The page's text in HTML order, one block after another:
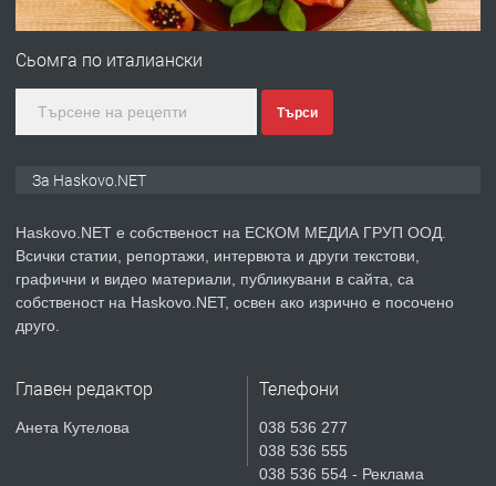
ПРЕДЛАГА Под НАЕМ двустаен Орфей
преди 3 дни
ПРЕДЛАГА
🔑 ОБЗАВЕДЕНА ГАРСОНИЕРА ПОД
НАПЪЛНО ОБЗАВЕДЕН И
Сьомга по италиански
Търси
За Haskovo.NET
Haskovo.NET е собственост на ЕСКОМ МЕДИА ГРУП ООД.
Всички статии, репортажи, интервюта и други текстови,
графични и видео материали, публикувани в сайта, са
собственост на Haskovo.NET, освен ако изрично е посочено
друго.
Главен редактор
Анета Кутелова
Телефони
038 536 277
038 536 555
038 536 554 - Реклама